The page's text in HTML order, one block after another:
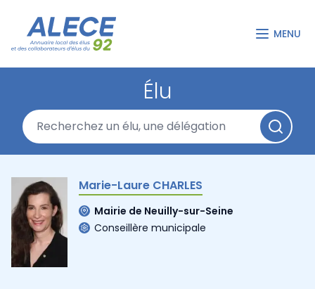
MENU
Élu
Marie-Laure CHARLES
Mairie de Neuilly-sur-Seine
Conseillère municipale